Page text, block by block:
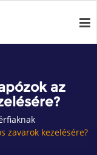
az
zavarok kezelésére?